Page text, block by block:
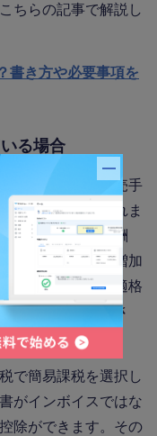
バナー
ちらの記事で解説し
書き方や必要事項を
る場合
、仕入先である売手
請求書を受け取れま
）へ支払った報酬
ため、税負担の増加
業者に対して、適格
認してみてくださ
で簡易課税を選択し
がインボイスではな
除ができます。その